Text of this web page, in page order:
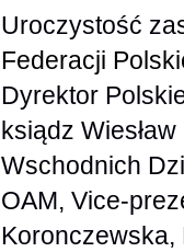
Uroczystość
Federacji
Dyrektor
ksiądz
Wschodnich
OAM, Vice-
Koronczewska,